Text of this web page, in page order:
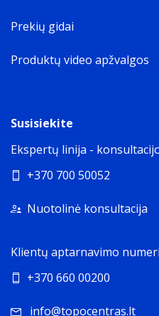
Prekių gidai
Produktų video apžvalgos
Susisiekite
Ekspertų linija -
+370 700 50052
Nuotolinė konsultacija
Klientų aptarnavimo
+370 660 00200
info@topocentras.lt